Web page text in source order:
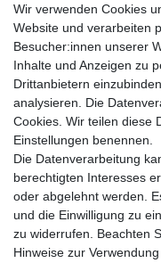
Wir verwenden Cookies
Website und verarbeiten
Besucher:innen unserer
Inhalte und Anzeigen zu
Drittanbietern
analysieren. Die
Cookies. Wir teilen diese
Einstellungen benennen.
Die Datenverarbeitung
berechtigten Interesses
oder abgelehnt werden.
und die Einwilligung zu
zu widerrufen. Beachten
Hinweise zur
Bildnachweise
AGB
Vertrag widerrufen
Zum Händlerbereich